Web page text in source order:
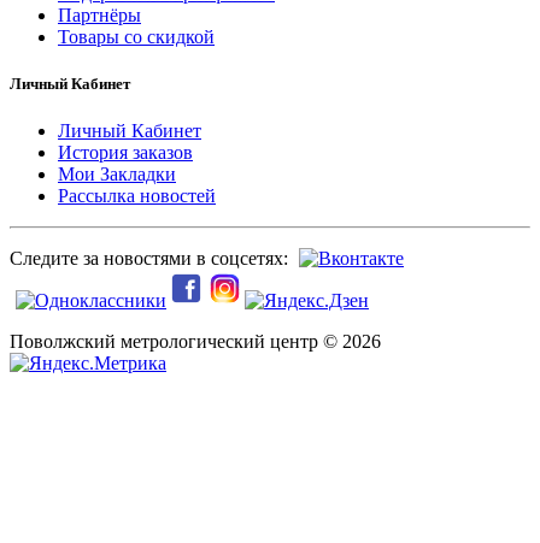
Партнёры
Товары со скидкой
Личный Кабинет
Личный Кабинет
История заказов
Мои Закладки
Рассылка новостей
Следите за новостями в соцсетях:
Поволжский метрологический центр © 2026